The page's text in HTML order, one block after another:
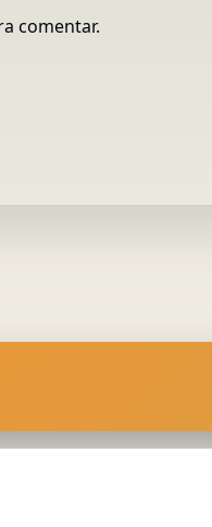
comentar.